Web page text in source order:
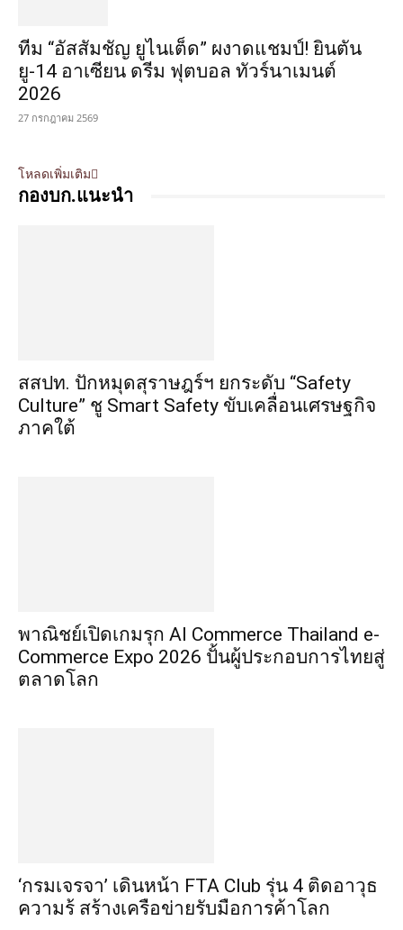
ทีม “อัสสัมชัญ ยูไนเต็ด” ผงาดแชมป์! ยินตัน
ยู-14 อาเซียน ดรีม ฟุตบอล ทัวร์นาเมนต์
2026
27 กรกฎาคม 2569
โหลดเพิ่มเติม
กองบก.แนะนำ
สสปท. ปักหมุดสุราษฎร์ฯ ยกระดับ “Safety
Culture” ชู Smart Safety ขับเคลื่อนเศรษฐกิจ
ภาคใต้
พาณิชย์เปิดเกมรุก AI Commerce Thailand e-
Commerce Expo 2026 ปั้นผู้ประกอบการไทยสู่
ตลาดโลก
‘กรมเจรจา’ เดินหน้า FTA Club รุ่น 4 ติดอาวุธ
ความรู้ สร้างเครือข่ายรับมือการค้าโลก